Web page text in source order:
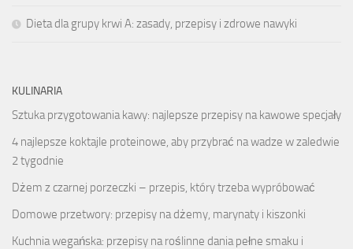
Dieta dla grupy krwi A: zasady, przepisy i zdrowe nawyki
KULINARIA
Sztuka przygotowania kawy: najlepsze przepisy na kawowe specjały
4 najlepsze koktajle proteinowe, aby przybrać na wadze w zaledwie
2 tygodnie
Dżem z czarnej porzeczki – przepis, który trzeba wypróbować
Domowe przetwory: przepisy na dżemy, marynaty i kiszonki
Kuchnia wegańska: przepisy na roślinne dania pełne smaku i